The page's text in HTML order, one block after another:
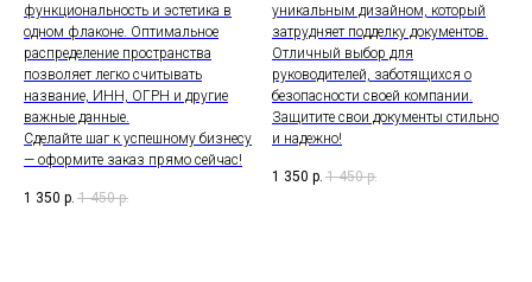
функциональность и эстетика в
одном флаконе. Оптимальное
распределение пространства
позволяет легко считывать
название, ИНН, ОГРН и другие
важные данные.
Сделайте шаг к успешному бизнесу
— оформите заказ прямо сейчас!
1 350 р. 1 450 р.
уникальным дизайном, который
затрудняет подделку документов.
Отличный выбор для
руководителей, заботящихся о
безопасности своей компании.
Защитите свои документы стильно
и надежно!
1 350 р. 1 450 р.